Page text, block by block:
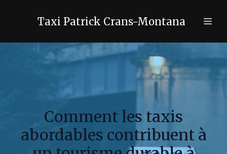
Taxi Patrick Crans-Montana
Comment les taxis
abordables contribuent à